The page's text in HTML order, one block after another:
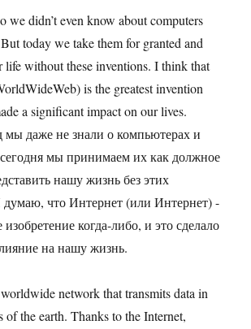
we didn’t even know about computers
today we take them for granted and
life without these inventions. I think that
is the greatest invention
a significant impact on our lives.
мы даже не знали о компьютерах и
мы принимаем их как должное
нашу жизнь без этих
думаю, что Интернет (или Интернет) -
когда-либо, и это сделало
на нашу жизнь.
network that transmits data in
of the earth. Thanks to the Internet,